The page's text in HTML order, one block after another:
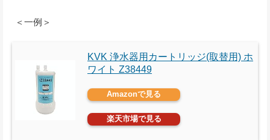
＜一例＞
KVK 浄水器用カートリッジ(取替用) ホ
ワイト Z38449
Amazonで見る
楽天市場で見る